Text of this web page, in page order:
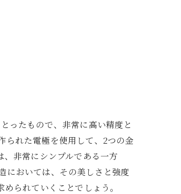
ったもので、非常に高い精度と
られた電極を使用して、2つの金
非常にシンプルである一方
においては、その美しさと強度
られていくことでしょう。